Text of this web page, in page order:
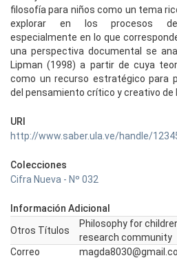
filosofía para niños como un tema
explorar en los procesos de
especialmente en lo que
una perspectiva documental se
Lipman (1998) a partir de cuya
como un recurso estratégico para
del pensamiento crítico y creativo de
URI
http://www.saber.ula.ve/handle/
Colecciones
Cifra Nueva - Nº 032
Información Adicional
Otros Títulos
Philosophy for
research community
Correo